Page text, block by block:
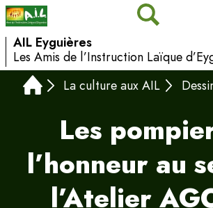
AIL Eyguières
Les Amis de l’Instruction Laïque
La culture aux AIL
Les
l’honneur au
l’Atelier